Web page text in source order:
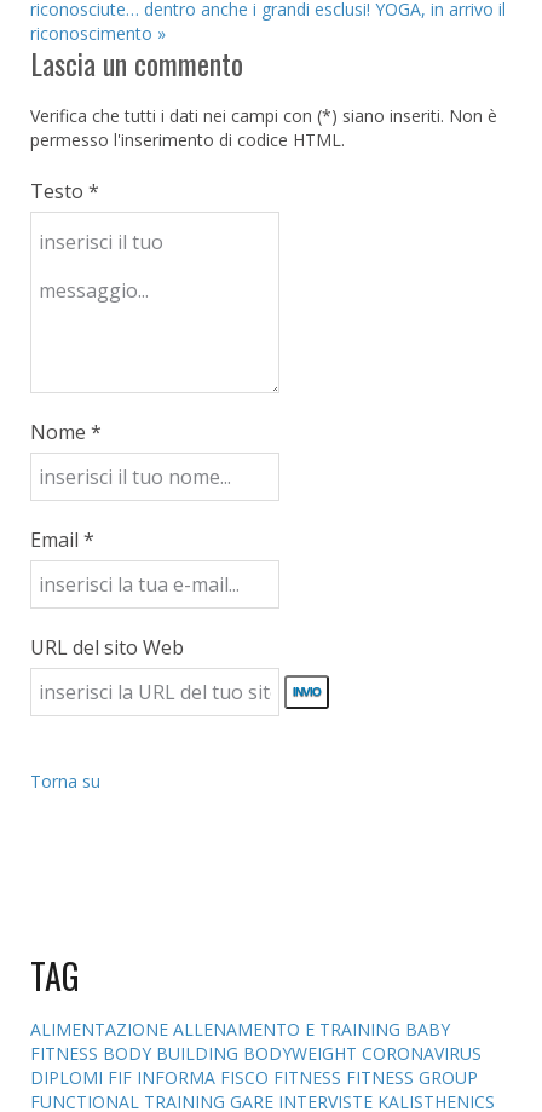
riconosciute… dentro anche i grandi esclusi! YOGA, in arrivo il
riconoscimento »
Lascia un commento
Verifica che tutti i dati nei campi con (*) siano inseriti. Non è
permesso l'inserimento di codice HTML.
Testo *
Nome *
Email *
URL del sito Web
Torna su
TAG
ALIMENTAZIONE ALLENAMENTO E TRAINING BABY
FITNESS BODY BUILDING BODYWEIGHT CORONAVIRUS
DIPLOMI FIF INFORMA FISCO FITNESS FITNESS GROUP
FUNCTIONAL TRAINING GARE INTERVISTE KALISTHENICS